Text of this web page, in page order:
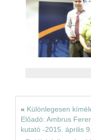
« Különlegesen
Előadó: Ambrus
kutató -2015. április 9.